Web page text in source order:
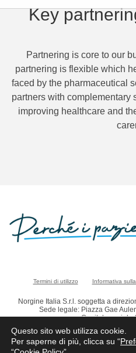
Key
Partnering is core to our
partnering is flexible which
faced by the pharmaceutical
partners with complementary
improving healthcare and
Termini di utilizzo Informativa
Norgine Italia S.r.l. soggetta a
Sede legale: Piazza Gae
Capitale sociale
Registro delle Imprese di
codice fiscale e numero
Forma giuridica: SOCIETA' A
Questo sito web utilizza cookie.
Per saperne di più, clicca su “